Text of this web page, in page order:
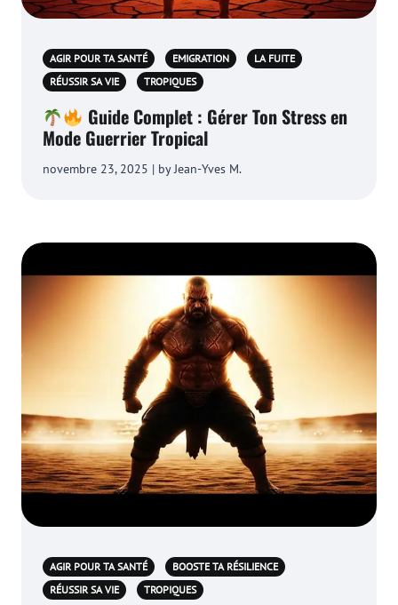
AGIR POUR TA SANTÉ EMIGRATION
LA FUITE
RÉUSSIR SA VIE
TROPIQUES
Guide Complet : Gérer Ton Stress en
Mode Guerrier Tropical
novembre 23, 2025 | by Jean-Yves M.
AGIR POUR TA SANTÉ
BOOSTE TA RÉSILIENCE
RÉUSSIR SA VIE
TROPIQUES